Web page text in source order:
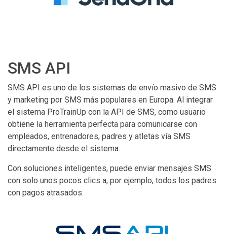
SMS API
SMS API es uno de los sistemas de envío masivo de SMS
y marketing por SMS más populares en Europa. Al integrar
el sistema ProTrainUp con la API de SMS, como usuario
obtiene la herramienta perfecta para comunicarse con
empleados, entrenadores, padres y atletas vía SMS
directamente desde el sistema.
Con soluciones inteligentes, puede enviar mensajes SMS
con solo unos pocos clics a, por ejemplo, todos los padres
con pagos atrasados.